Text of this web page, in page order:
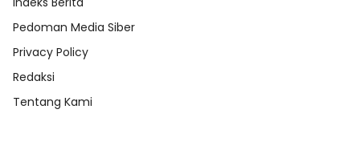
Pedoman Media Siber
Privacy Policy
Redaksi
Tentang Kami